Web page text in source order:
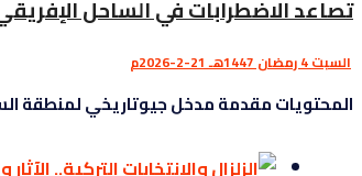
تصاعد الاضطرابات في الساحل
السبت 4 رمضان 1447هـ 21-2-2026م
المحتويات مقدمة مدخل جيوتاريخي لمنطقة